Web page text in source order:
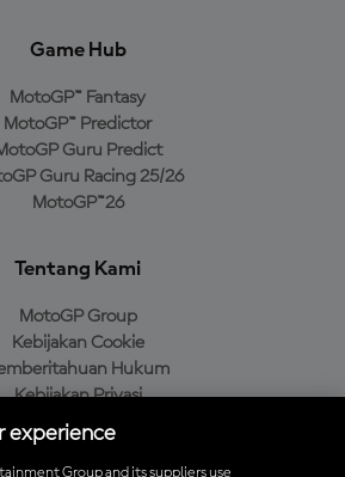
Game Hub
MotoGP™ Fantasy
MotoGP™ Predictor
Guru Predict
Guru Racing 25/26
MotoGP™26
Tentang Kami
MotoGP Group
Kebijakan Cookie
Hukum
Kebijakan Privasi
Kebijakan Pembelian
experience
Group and its suppliers use